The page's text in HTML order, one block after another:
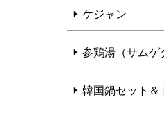
ケジャン
参鶏湯（サムゲ
韓国鍋セット＆